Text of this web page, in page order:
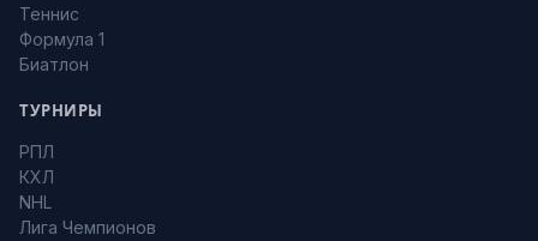
Теннис
Формула 1
Биатлон
ТУРНИРЫ
РПЛ
КХЛ
NHL
Лига Чемпионов